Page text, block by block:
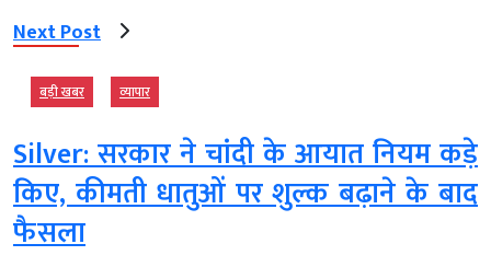
Next Post
बड़ी खबर व्‍यापार
Silver: सरकार ने चांदी के आयात नियम कड़े
किए, कीमती धातुओं पर शुल्क बढ़ाने के बाद
फैसला